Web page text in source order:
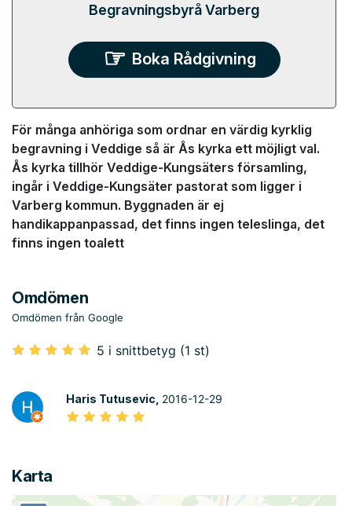
Begravningsbyrå Varberg
Boka Rådgivning
För många anhöriga som ordnar en värdig kyrklig
begravning i Veddige så är Ås kyrka ett möjligt val.
Ås kyrka tillhör Veddige-Kungsäters församling,
ingår i Veddige-Kungsäter pastorat som ligger i
Varberg kommun. Byggnaden är ej
handikappanpassad, det finns ingen teleslinga, det
finns ingen toalett
Omdömen
Omdömen från Google
5 i snittbetyg (1 st)
Haris Tutusevic, 2016-12-29
Karta